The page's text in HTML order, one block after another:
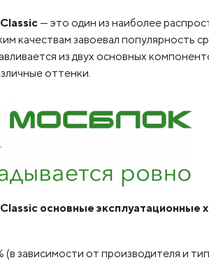
— это один из наиболее
качествам завоевал популярность
из двух основных
оттенки.
основные эксплуатационные
зависимости от производителя и